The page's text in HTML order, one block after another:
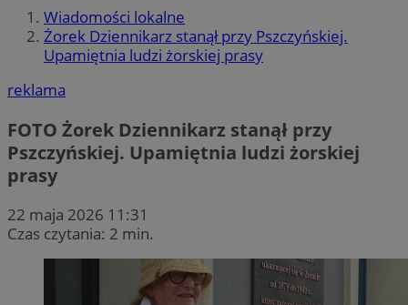
Wiadomości lokalne
Żorek Dziennikarz stanął przy Pszczyńskiej.
Upamiętnia ludzi żorskiej prasy
reklama
FOTO Żorek Dziennikarz stanął przy
Pszczyńskiej. Upamiętnia ludzi żorskiej
prasy
22 maja 2026 11:31
Czas czytania: 2 min.